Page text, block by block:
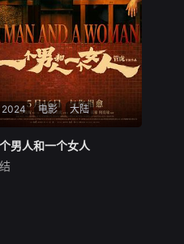
2024 电影 大陆
一个男人和一个女人
黄渤
男人和一个女人